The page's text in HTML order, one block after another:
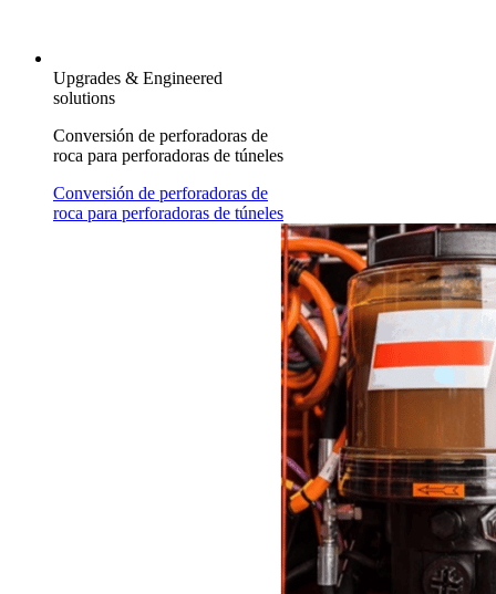
Upgrades & Engineered
solutions
Conversión de perforadoras de
roca para perforadoras de túneles
Conversión de perforadoras de
roca para perforadoras de túneles